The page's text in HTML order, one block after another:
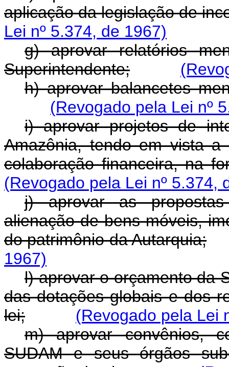
aplicação da legislação de
Lei nº 5.374, de 1967)
g) aprovar relatórios
Superintendente;
h) aprovar balancetes
(Revogado pela Lei nº
i) aprovar projetos de
Amazônia, tendo em vista
colaboração financeira, na
(Revogado pela Lei nº 5.374,
j) aprovar as
alienação de bens móveis,
do patrimônio da Autarquia;
1967)
l) aprovar o orçamento da
das dotações globais e dos
lei;
(Revogado pela Lei
m) aprovar convênios,
SUDAM e seus órgãos